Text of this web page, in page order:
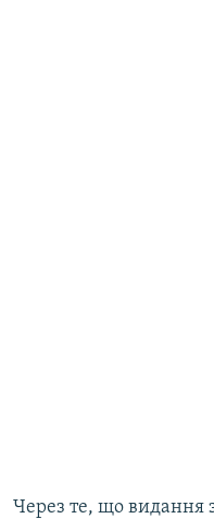
Через те, що видання